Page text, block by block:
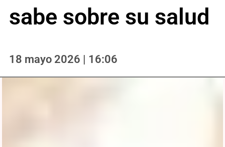
sabe sobre su salud
18 mayo 2026 | 16:06